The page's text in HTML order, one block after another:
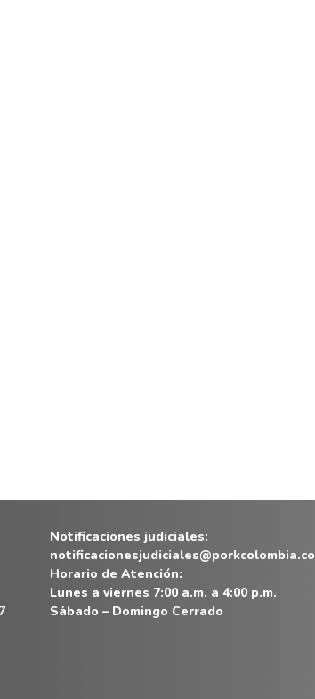
Notificaciones judiciales:
notificacionesjudiciales@porkcolombia.co
Horario de Atención:
Lunes a viernes 7:00 a.m. a 4:00 p.m.
Sábado – Domingo Cerrado